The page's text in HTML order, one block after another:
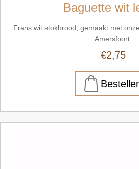
Baguette wit
Frans wit stokbrood, gemaakt met
Amersfoort.
€2,75